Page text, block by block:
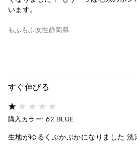
います。
もふもふ女性静岡県
すぐ伸びる
購入カラー: 62 BLUE
生地がゆるくぶかぶかになりました 洗